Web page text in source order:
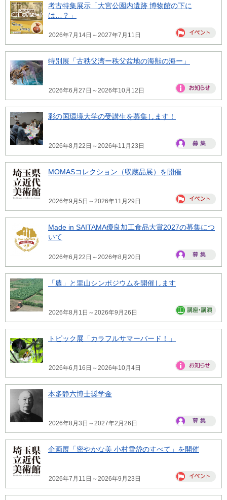
考古特集展示「大宮公園内遺跡 博物館の下に
は…？」
2026年7月14日～2027年7月11日
特別展「古秩父湾ー秩父盆地の海獣の海ー」
2026年6月27日～2026年10月12日
彩の国環境大学の受講生を募集します！
2026年8月22日～2026年11月23日
MOMASコレクション（収蔵品展）を開催
2026年9月5日～2026年11月29日
Made in SAITAMA優良加工食品大賞2027の募集につ
いて
2026年6月22日～2026年8月20日
「農」と里山シンポジウムを開催します
2026年8月1日～2026年9月26日
トピック展「カラフルサマーバード！」
2026年6月16日～2026年10月4日
本多静六博士奨学金
2026年8月3日～2027年2月26日
企画展「密やかな美 小村雪岱のすべて」を開催
2026年7月11日～2026年9月23日